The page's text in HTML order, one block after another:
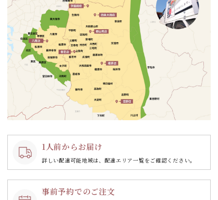
1人前からお届け
詳しい配達可能地域は、配達エリア一覧をご確認ください。
事前予約でのご注文